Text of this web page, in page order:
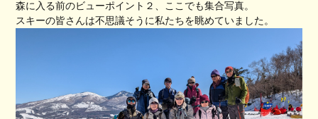
森に入る前のビューポイント２、ここでも集合写真。
スキーの皆さんは不思議そうに私たちを眺めていました。